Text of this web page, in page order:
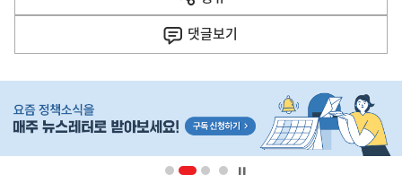
음
열
기
댓글보기
단